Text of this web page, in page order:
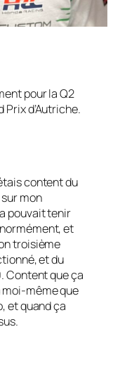
pour la Q2
d’Autriche.
content du
mon
pouvait tenir
et
troisième
et du
Content que ça
même que
et quand ça